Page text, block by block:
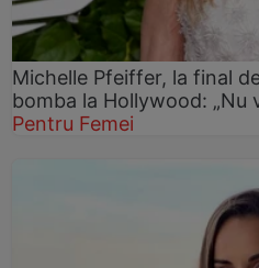
Michelle Pfeiffer, la final
bomba la Hollywood: „Nu
Pentru Femei